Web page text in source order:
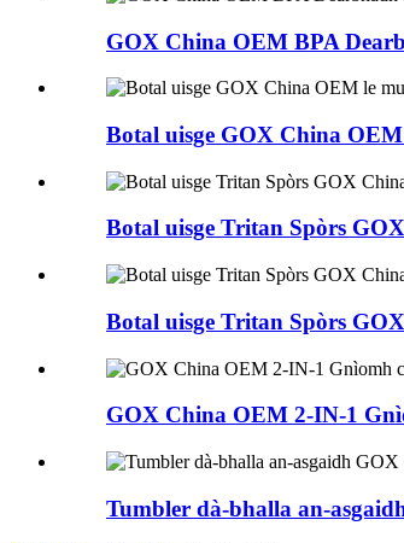
GOX China OEM BPA
Botal uisge GOX China
Botal uisge Tritan Spòrs
Botal uisge Tritan Spòrs
GOX China OEM 2-IN-1
Tumbler dà-bhalla an-